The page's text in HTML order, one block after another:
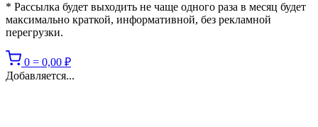
* Рассылка будет выходить не чаще одного раза в месяц будет
максимально краткой, информативной, без рекламной
перегрузки.
0 = 0,00 ₽
Добавляется...